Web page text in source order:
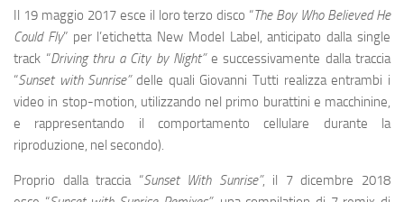
Il 19 maggio 2017 esce il loro terzo disco “The Boy Who Believed He
Could Fly” per l’etichetta New Model Label, anticipato dalla single
track “Driving thru a City by Night” e successivamente dalla traccia
“Sunset with Sunrise” delle quali Giovanni Tutti realizza entrambi i
video in stop-motion, utilizzando nel primo burattini e macchinine,
e rappresentando il comportamento cellulare durante la
riproduzione, nel secondo).
Proprio dalla traccia “Sunset With Sunrise”, il 7 dicembre 2018